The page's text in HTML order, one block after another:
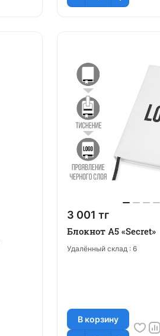
3 001 тг
Блокнот А5 «Secret»
Удалённый склад : 6
В корзину